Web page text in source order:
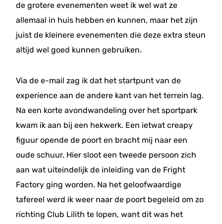
de grotere evenementen weet ik wel wat ze
allemaal in huis hebben en kunnen, maar het zijn
juist de kleinere evenementen die deze extra steun
altijd wel goed kunnen gebruiken.
Via de e-mail zag ik dat het startpunt van de
experience aan de andere kant van het terrein lag.
Na een korte avondwandeling over het sportpark
kwam ik aan bij een hekwerk. Een ietwat creapy
figuur opende de poort en bracht mij naar een
oude schuur. Hier sloot een tweede persoon zich
aan wat uiteindelijk de inleiding van de Fright
Factory ging worden. Na het geloofwaardige
tafereel werd ik weer naar de poort begeleid om zo
richting Club Lilith te lopen, want dit was het